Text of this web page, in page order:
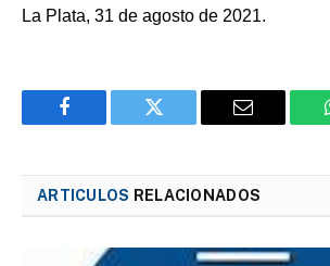
La Plata, 31 de agosto de 2021.
Facebook Twitter Email
ARTICULOS RELACIONADOS